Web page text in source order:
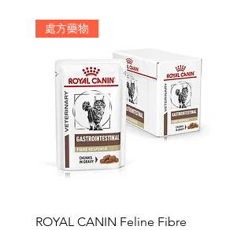
耐受性。 *L.I.P.：極易消化的蛋白
健康成長
合適的蛋白質、維他命和礦物質含
量，包括維他命D和鈣。高能量滿
足迅速成長需求。
Royal Canin嚴選消化率達九成以
上的蛋白質。
處方藥物
ROYAL CANIN Feline Fibre